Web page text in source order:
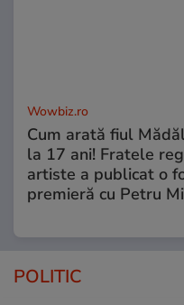
Wowbiz.ro
Cum arată fiul
la 17 ani! Fratele
artiste a publicat o
premieră cu Petru
POLITIC